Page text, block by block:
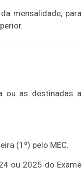
mensalidade, para
ou as destinadas a
(1º) pelo MEC.
ou 2025 do Exame